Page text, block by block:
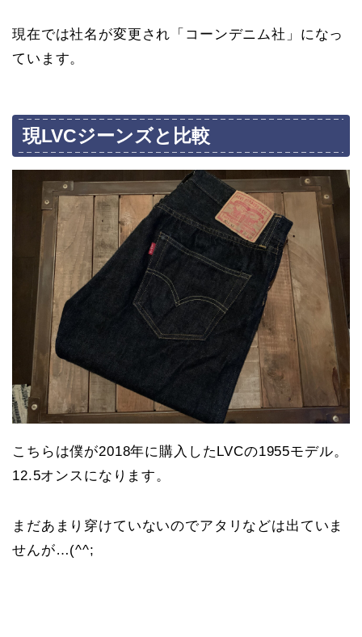
現在では社名が変更され「コーンデニム社」になっ
ています。
現LVCジーンズと比較
こちらは僕が2018年に購入したLVCの1955モデル。
12.5オンスになります。
まだあまり穿けていないのでアタリなどは出ていま
せんが…(^^;